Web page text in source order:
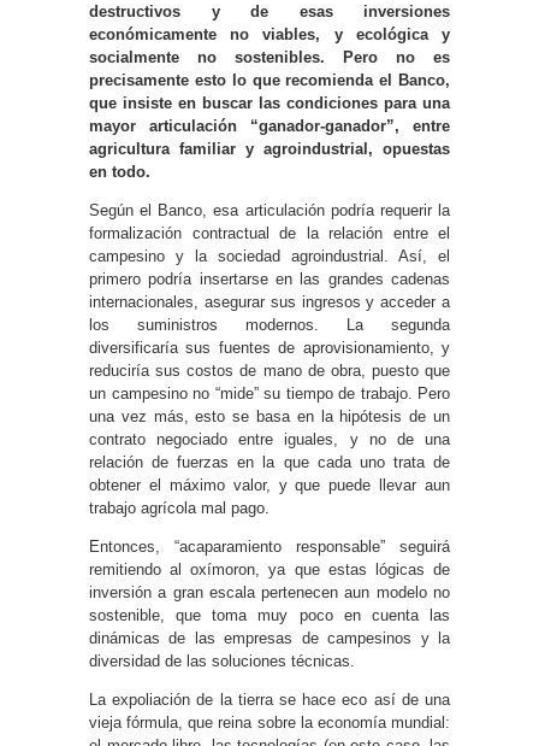
destructivos y de esas inversiones
económicamente no viables, y ecológica y
socialmente no sostenibles. Pero no es
precisamente esto lo que recomienda el Banco,
que insiste en buscar las condiciones para una
mayor articulación “ganador-ganador”, entre
agricultura familiar y agroindustrial, opuestas
en todo.
Según el Banco, esa articulación podría requerir la
formalización contractual de la relación entre el
campesino y la sociedad agroindustrial. Así, el
primero podría insertarse en las grandes cadenas
internacionales, asegurar sus ingresos y acceder a
los suministros modernos. La segunda
diversificaría sus fuentes de aprovisionamiento, y
reduciría sus costos de mano de obra, puesto que
un campesino no “mide” su tiempo de trabajo. Pero
una vez más, esto se basa en la hipótesis de un
contrato negociado entre iguales, y no de una
relación de fuerzas en la que cada uno trata de
obtener el máximo valor, y que puede llevar aun
trabajo agrícola mal pago.
Entonces, “acaparamiento responsable” seguirá
remitiendo al oxímoron, ya que estas lógicas de
inversión a gran escala pertenecen aun modelo no
sostenible, que toma muy poco en cuenta las
dinámicas de las empresas de campesinos y la
diversidad de las soluciones técnicas.
La expoliación de la tierra se hace eco así de una
vieja fórmula, que reina sobre la economía mundial: